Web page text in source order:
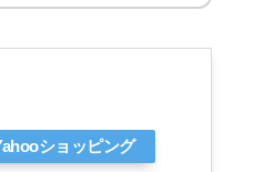
ショッピング